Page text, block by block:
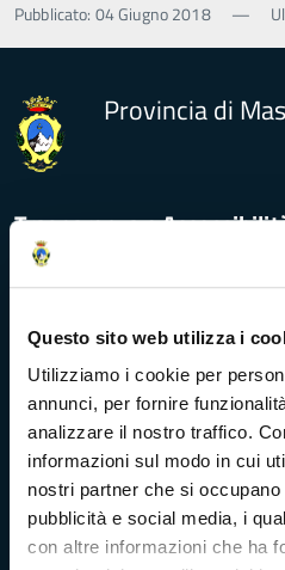
Questo sito web utilizza i
Utilizziamo i cookie per
annunci, per fornire
analizzare il nostro traffico.
informazioni sul modo in cui
nostri partner che si
pubblicità e social media, i
con altre informazioni che ha
Pubblicato: 04 Giugno 2018 —
Provincia di
Trasparenza e
Albo pretorio
Bandi di concorso
Richieste di accesso
Problemi di accessibilità